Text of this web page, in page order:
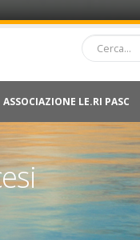
ASSOCIAZIONE LE.RI PASC